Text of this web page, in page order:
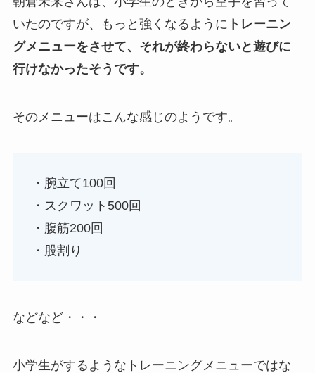
いたのですが、もっと強くなるように トレーニン
グメニューをさせて、それが終わらないと遊びに
行けなかったそうです。
そのメニューはこんな感じのようです。
・腕立て100回
・スクワット500回
・腹筋200回
・股割り
などなど・・・
小学生がするようなトレーニングメニューではな